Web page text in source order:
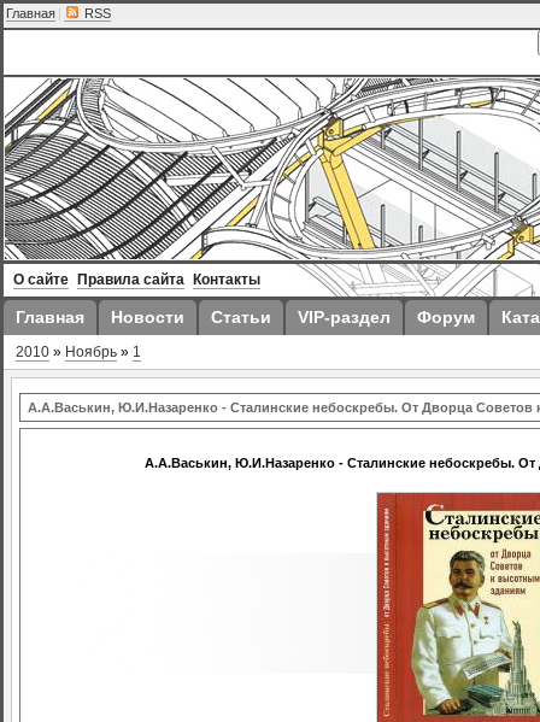
Главная | RSS
О сайте Правила сайта Контакты
Главная Новости Статьи VIP-раздел Форум
2010 » Ноябрь » 1
А.А.Васькин, Ю.И.Назаренко - Сталинские небоскребы. От Дворца Советов
А.А.Васькин, Ю.И.Назаренко - Сталинские небоскребы.